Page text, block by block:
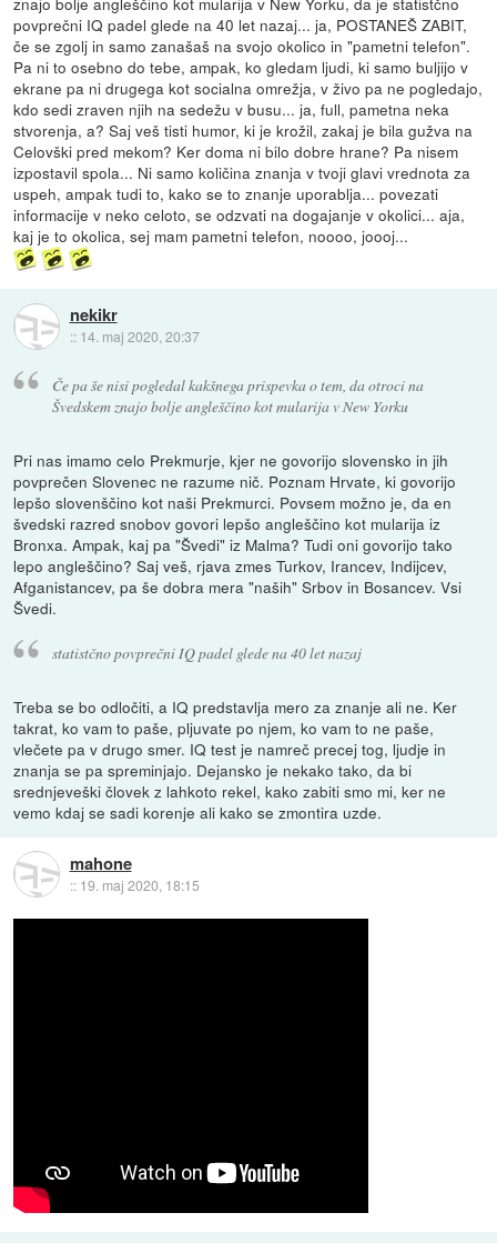
povprečni IQ padel glede na 40 let nazaj... ja, POSTANEŠ ZABIT,
če se zgolj in samo zanašaš na svojo okolico in "pametni telefon".
Pa ni to osebno do tebe, ampak, ko gledam ljudi, ki samo buljijo v
ekrane pa ni drugega kot socialna omrežja, v živo pa ne pogledajo,
kdo sedi zraven njih na sedežu v busu... ja, full, pametna neka
stvorenja, a? Saj veš tisti humor, ki je krožil, zakaj je bila gužva na
Celovški pred mekom? Ker doma ni bilo dobre hrane? Pa nisem
izpostavil spola... Ni samo količina znanja v tvoji glavi vrednota za
uspeh, ampak tudi to, kako se to znanje uporablja... povezati
informacije v neko celoto, se odzvati na dogajanje v okolici... aja,
kaj je to okolica, sej mam pametni telefon, noooo, joooj...
nekikr
:: 14. maj 2020, 20:37
Če pa še nisi pogledal kakšnega prispevka o tem, da otroci na
Švedskem znajo bolje angleščino kot mularija v New Yorku
Pri nas imamo celo Prekmurje, kjer ne govorijo slovensko in jih
povprečen Slovenec ne razume nič. Poznam Hrvate, ki govorijo
lepšo slovenščino kot naši Prekmurci. Povsem možno je, da en
švedski razred snobov govori lepšo angleščino kot mularija iz
Bronxa. Ampak, kaj pa "Švedi" iz Malma? Tudi oni govorijo tako
lepo angleščino? Saj veš, rjava zmes Turkov, Irancev, Indijcev,
Afganistancev, pa še dobra mera "naših" Srbov in Bosancev. Vsi
Švedi.
statistčno povprečni IQ padel glede na 40 let nazaj
Treba se bo odločiti, a IQ predstavlja mero za znanje ali ne. Ker
takrat, ko vam to paše, pljuvate po njem, ko vam to ne paše,
vlečete pa v drugo smer. IQ test je namreč precej tog, ljudje in
znanja se pa spreminjajo. Dejansko je nekako tako, da bi
srednjeveški človek z lahkoto rekel, kako zabiti smo mi, ker ne
vemo kdaj se sadi korenje ali kako se zmontira uzde.
mahone
:: 19. maj 2020, 18:15